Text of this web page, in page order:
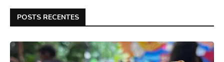
POSTS RECENTES